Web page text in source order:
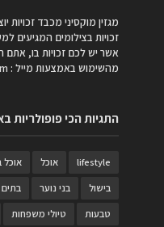
מגזין מוקסיני מכבד
זכויות בצילומים המגיעים
אשר יש לכם זכויות בו, אתם
מהשימוש באמצעות מייל :
התגיות הכי פופולריות
lifestyle אוכל אוכל
בישול
בני נוער בתים
טבעות
טיולי משפחות